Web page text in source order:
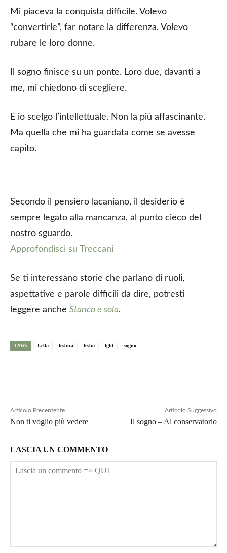
Mi piaceva la conquista difficile. Volevo
“convertirle”, far notare la differenza. Volevo
rubare le loro donne.
Il sogno finisce su un ponte. Loro due, davanti a
me, mi chiedono di scegliere.
E io scelgo l’intellettuale. Non la più affascinante.
Ma quella che mi ha guardata come se avesse
capito.
Secondo il pensiero lacaniano, il desiderio è
sempre legato alla mancanza, al punto cieco del
nostro sguardo.
Approfondisci su Treccani
Se ti interessano storie che parlano di ruoli,
aspettative e parole difficili da dire, potresti
leggere anche Stanca e sola.
TAGS Lella lesbica lesbo lgbt sogno
Articolo Precentente
Non ti voglio più vedere
Articolo Suggessivo
Il sogno – Al conservatorio
LASCIA UN COMMENTO